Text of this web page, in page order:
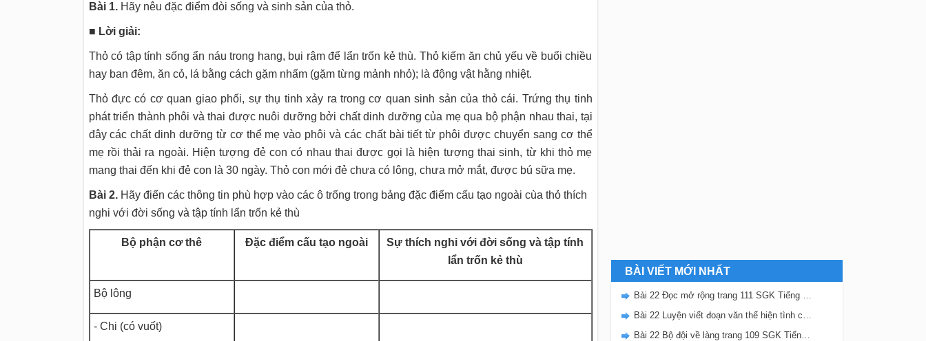
Bài 1.Hãy nêu đặc điểm đòi sống và sinh sản của thỏ.
■ Lời giải:
Thỏ có tập tính sống ẩn náu trong hang, bụi rậm để lẩn trốn kẻ thù. Thỏ kiếm ăn chủ yếu về buổi chiều
hay ban đêm, ăn cỏ, lá bằng cách gặm nhấm (gặm từng mảnh nhỏ); là động vật hằng nhiệt.
Thỏ đực có cơ quan giao phối, sự thụ tinh xảy ra trong cơ quan sinh sản của thỏ cái. Trứng thụ tinh
phát triển thành phôi và thai được nuôi dưỡng bởi chất dinh dưỡng của mẹ qua bộ phận nhau thai, tại
đây các chất dinh dưỡng từ cơ thể mẹ vào phôi và các chất bài tiết từ phôi được chuyển sang cơ thể
mẹ rồi thải ra ngoài. Hiện tượng đẻ con có nhau thai được gọi là hiện tượng thai sinh, từ khi thỏ mẹ
mang thai đến khi đẻ con là 30 ngày. Thỏ con mới đẻ chưa có lông, chưa mở mắt, được bú sữa mẹ.
Bài 2.Hãy điển các thông tin phù hợp vào các ô trống trong bảng đặc điểm cấu tạo ngoài cùa thỏ thích
nghi với đời sống và tập tính lẩn trốn kẻ thù
Bộ phận cơ thê Đặc điểm cấu tạo ngoài
Sự thích nghi với đời sống và tập tính
lẩn trốn kẻ thù
Bộ lông
- Chi (có vuốt)
BÀI VIẾT MỚI NHẤT
Bài 22 Đọc mở rộng trang 111 SGK Tiếng Việt 5 Kết nối tri thức tập 2
Bài 22 Luyện viết đoạn văn thể hiện tình cảm, cảm xúc về một sự việc trang 111 SGK Tiếng Việt 5 Kết nối tri thức tập 2
Bài 22 Bộ đội về làng trang 109 SGK Tiếng Việt 5 Kết nối tri thức tập 2